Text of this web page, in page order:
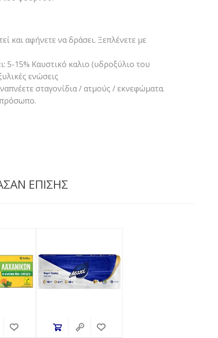
και αφήνετε να δράσει. Ξεπλένετε με
5-15% Καυστικό καλιο (υδροξύλιο του
ενώσεις
σταγονίδια / ατμούς / εκνεφώματα.
πρόσωπο.
ΕΠΙΣΗΣ